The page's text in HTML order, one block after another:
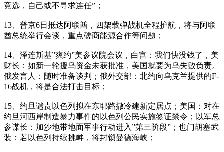
竞选，自己或不寻求连任”；
13、普京6日抵达阿联酋，四架载弹战机全程护航，将与阿联
酋总统举行会谈，重点磋商能源合作等问题；
14、泽连斯基”爽约”美参议院会议，白宫：我们快没钱了，美
财长：如新一轮援乌资金未获批准，美国就要为乌失败负责。
俄发言人：随时准备谈判；俄外交部：北约向乌克兰提供的F-
16战机，将是合法打击目标；
15、约旦谴责以色列拟在东耶路撒冷建新定居点；美国：对在
约旦河西岸制造暴力事件的以色列公民实施签证禁令；以军总
参谋长：加沙地带地面军事行动进入”第三阶段”；也门胡塞武
装：若以色列持续挑衅，将封锁曼德海峡；